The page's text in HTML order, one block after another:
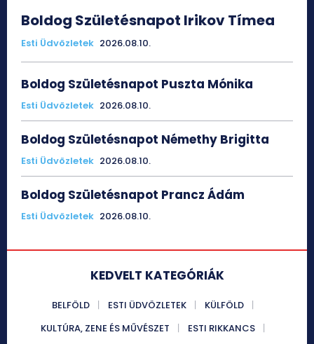
Boldog Születésnapot Irikov Tímea
Esti Üdvözletek 2026.08.10.
Boldog Születésnapot Puszta Mónika
Esti Üdvözletek 2026.08.10.
Boldog Születésnapot Némethy Brigitta
Esti Üdvözletek 2026.08.10.
Boldog Születésnapot Prancz Ádám
Esti Üdvözletek 2026.08.10.
KEDVELT KATEGÓRIÁK
BELFÖLD ESTI ÜDVÖZLETEK
KÜLFÖLD
KULTÚRA, ZENE ÉS MŰVÉSZET
ESTI RIKKANCS